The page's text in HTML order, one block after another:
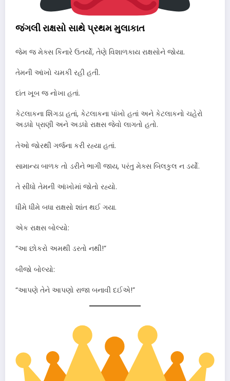
જંગલી રાક્ષસો સાથે પ્રથમ મુલાકાત
જેમ જ મેક્સ કિનારે ઉતર્યો, તેણે વિશાળકાય રાક્ષસોને જોયા.
તેમની આંખો ચમકી રહી હતી.
દાંત ખૂબ જ નોખા હતાં.
કેટલાકના શિંગડા હતાં, કેટલાકના પાંખો હતાં અને કેટલાકનો ચહેરો
અડધો પ્રાણી અને અડધો રાક્ષસ જેવો લાગતો હતો.
તેઓ જોરથી ગર્જના કરી રહ્યા હતાં.
સામાન્ય બાળક તો ડરીને ભાગી જાય, પરંતુ મેક્સ બિલકુલ ન ડર્યો.
તે સીધો તેમની આંખોમાં જોતો રહ્યો.
ધીમે ધીમે બધા રાક્ષસો શાંત થઈ ગયા.
એક રાક્ષસ બોલ્યો:
“આ છોકરો અમથી ડરતો નથી!”
બીજો બોલ્યો:
“આપણે તેને આપણો રાજા બનાવી દઈએ!”